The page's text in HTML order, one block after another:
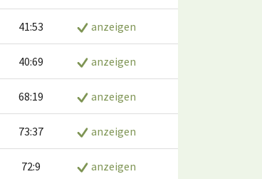
41:53 anzeigen
40:69 anzeigen
68:19 anzeigen
73:37 anzeigen
72:9 anzeigen